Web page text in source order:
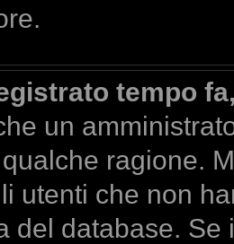
tempo
un
ragione.
utenti che non
del database. Se